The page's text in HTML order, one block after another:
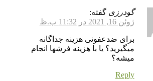
گودرزی گفته:
ژوئن 16, 2021 در 11:32 ب.ظ
برای ضدعفونی هزینه جداگانه
میگیرید؟ یا با هزینه فرشها انجام
میشه؟
Reply